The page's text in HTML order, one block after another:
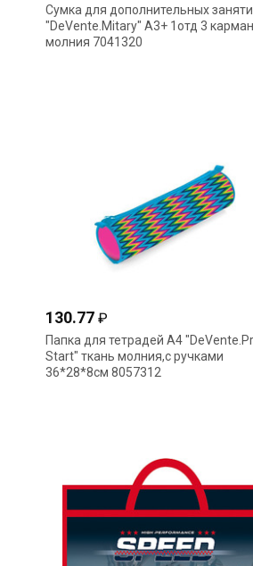
Сумка для дополнительных
"DeVente.Mitary" А3+ 1отд 3
молния 7041320
130.77 ₽
Папка для тетрадей А4
Start" ткань молния,с ручками
36*28*8см 8057312